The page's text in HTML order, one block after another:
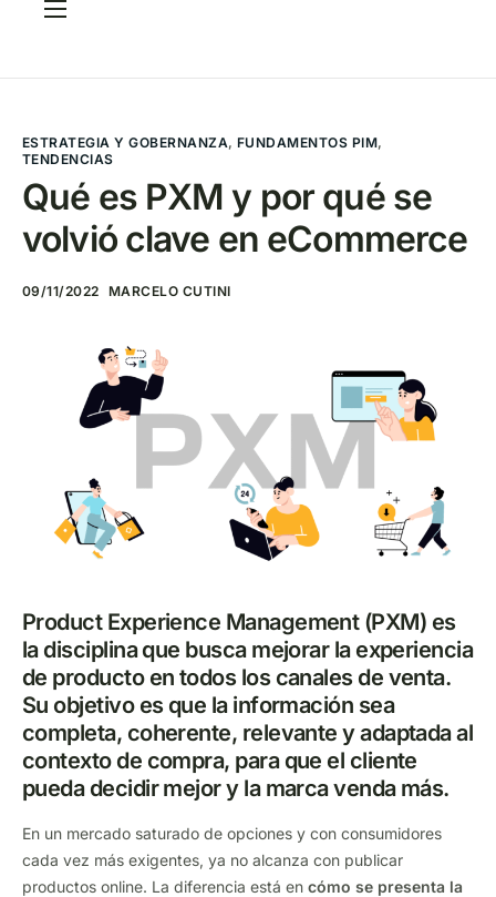
CRITERIA Framework
FAQ
Elige tu PIM
ESTRATEGIA Y GOBERNANZA,FUNDAMENTOS PIM,
TENDENCIAS
Qué es PXM y por qué se
volvió clave en eCommerce
09/11/2022 MARCELO CUTINI
Product Experience Management (PXM) es
la disciplina que busca mejorar la experiencia
de producto en todos los canales de venta.
Su objetivo es que la información sea
completa, coherente, relevante y adaptada al
contexto de compra, para que el cliente
pueda decidir mejor y la marca venda más.
En un mercado saturado de opciones y con consumidores
cada vez más exigentes, ya no alcanza con publicar
productos online. La diferencia está en cómo se presenta la